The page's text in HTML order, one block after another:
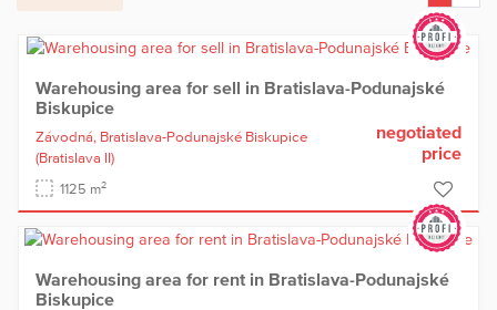
(current)
Warehousing area for sell in Bratislava-Podunajské
Biskupice
Závodná, Bratislava-Podunajské Biskupice
(Bratislava II)
1125 m2
negotiated
price
Warehousing area for rent in Bratislava-Podunajské
Biskupice